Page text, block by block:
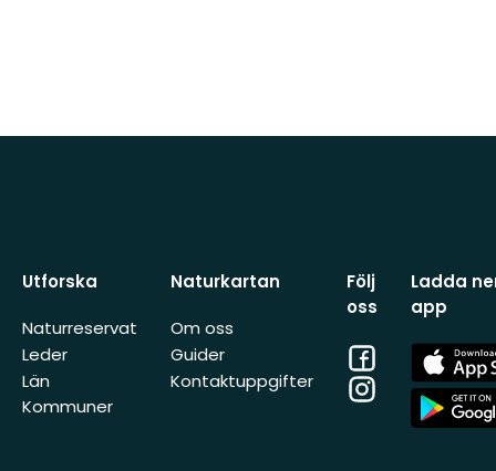
Utforska
Naturreservat
Leder
Län
Kommuner
Naturkartan
Om oss
Guider
Kontaktuppgifter
Följ
oss
Facebook
Instagram
Ladda
app
App
Store
App
Store